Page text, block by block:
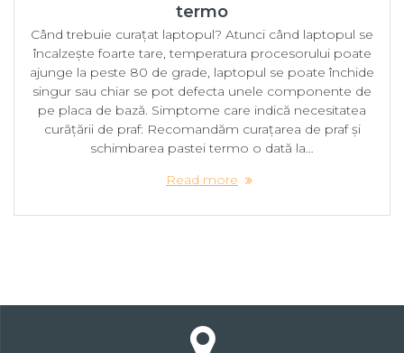
termo
Când trebuie curațat laptopul? Atunci când laptopul se
încalzește foarte tare, temperatura procesorului poate
ajunge la peste 80 de grade, laptopul se poate închide
singur sau chiar se pot defecta unele componente de
pe placa de bază. Simptome care indică necesitatea
curățării de praf: Recomandăm curațarea de praf și
schimbarea pastei termo o dată la…
Read more